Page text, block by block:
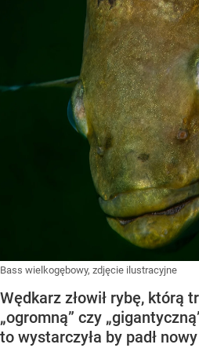
Bass wielkogębowy, zdjęcie ilustracyjne
Wędkarz złowił rybę, którą
„ogromną” czy
to wystarczyła by padł